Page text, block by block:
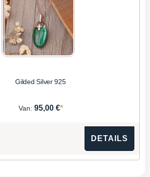
Gilded Silver 925
Van: 95,00 €*
DETAILS